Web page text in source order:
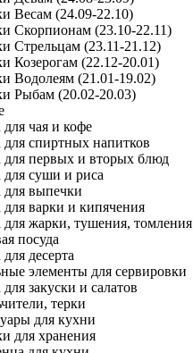
Весам (24.09-22.10)
Скорпионам (23.10-22.11)
Стрельцам (23.11-21.12)
Козерогам (22.12-20.01)
Водолеям (21.01-19.02)
Рыбам (20.02-20.03)
чая и кофе
для спиртных напитков
для первых и вторых блюд
для суши и риса
для выпечки
для варки и кипячения
для жарки, тушения, томления
посуда
десерта
элементы для сервировки
закуски и салатов
терки
для кухни
для хранения